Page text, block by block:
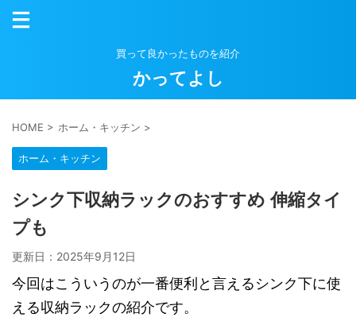
買って良かったものを紹介
かってよし
HOME > ホーム・キッチン >
ホーム・キッチン
シンク下収納ラックのおすすめ 伸縮タイ
プも
更新日： 2025年9月12日
今回はこういうのが一番便利と言えるシンク下に使
える収納ラックの紹介です。